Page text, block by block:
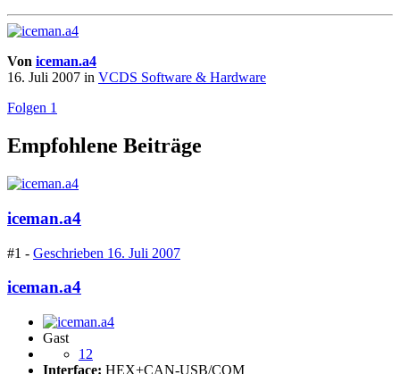
Von iceman.a4
16. Juli 2007 in VCDS Software & Hardware
Folgen 1
Empfohlene Beiträge
iceman.a4
#1 - Geschrieben 16. Juli 2007
iceman.a4
Gast
12
Interface: HEX+CAN-USB/COM